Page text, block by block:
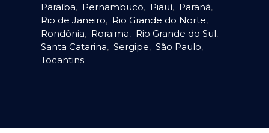
Paraíba, Pernambuco, Piauí, Paraná,
Rio de Janeiro, Rio Grande do Norte,
Rondônia, Roraima, Rio Grande do Sul,
Santa Catarina, Sergipe, São Paulo,
Tocantins.